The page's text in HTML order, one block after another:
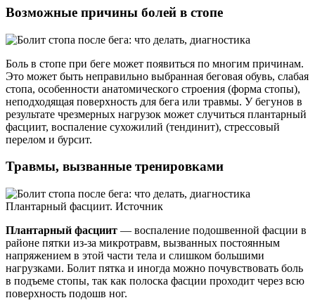
Возможные причины болей в стопе
Боль в стопе при беге может появиться по многим причинам.
Это может быть неправильно выбранная беговая обувь, слабая
стопа, особенности анатомического строения (форма стопы),
неподходящая поверхность для бега или травмы. У бегунов в
результате чрезмерных нагрузок может случиться плантарный
фасциит, воспаление сухожилий (тендинит), стрессовый
перелом и бурсит.
Травмы, вызванные тренировками
Плантарный фасциит. Источник
Плантарный фасциит — воспаление подошвенной фасции в
районе пятки из-за микротравм, вызванных постоянным
напряжением в этой части тела и слишком большими
нагрузками. Болит пятка и иногда можно почувствовать боль
в подъеме стопы, так как полоска фасции проходит через всю
поверхность подошв ног.